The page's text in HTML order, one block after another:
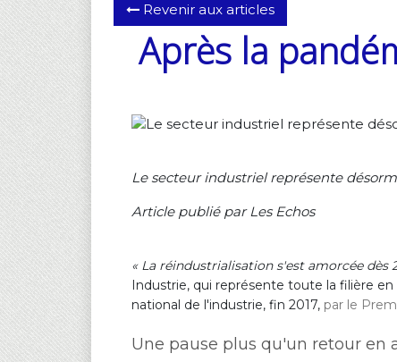
Revenir aux articles
Après la
Le secteur industriel représente
Article publié par Les Echos
« La réindustrialisation s'est amorcée dès
Industrie, qui représente toute la filière
national de l'industrie, fin 2017, par le
Une pause plus qu'un retour en